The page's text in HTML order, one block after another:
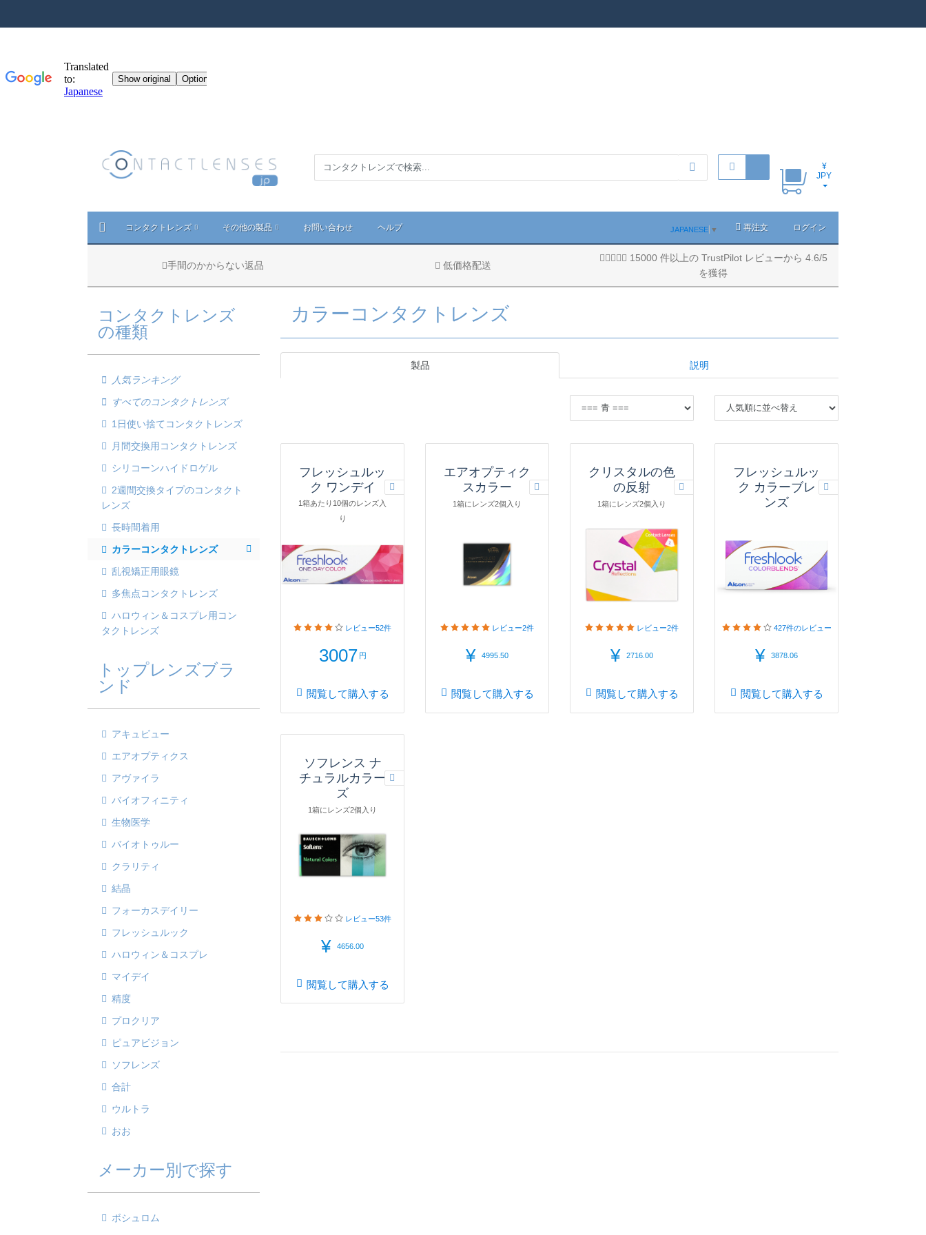
¥
JPY
コンタクトレンズ その他の製品 お問い合わせ ヘルプ JAPANESE ▼ 再注文 ログイン
手間のかからない返品 低価格配送
15000 件以上の TrustPilot レビューから 4.6/5
を獲得
コンタクトレンズ
の種類
人気ランキング
すべてのコンタクトレンズ
1日使い捨てコンタクトレンズ
月間交換用コンタクトレンズ
シリコーンハイドロゲル
2週間交換タイプのコンタクト
レンズ
長時間着用
カラーコンタクトレンズ
乱視矯正用眼鏡
多焦点コンタクトレンズ
ハロウィン＆コスプレ用コン
タクトレンズ
トップレンズブラ
ンド
アキュビュー
エアオプティクス
アヴァイラ
バイオフィニティ
生物医学
バイオトゥルー
クラリティ
結晶
フォーカスデイリー
フレッシュルック
ハロウィン＆コスプレ
マイデイ
精度
プロクリア
ピュアビジョン
ソフレンズ
合計
ウルトラ
おお
メーカー別で探す
ボシュロム
カラーコンタクトレンズ
製品 説明
フレッシュルッ
ク ワンデイ
1箱あたり10個のレンズ入
り
レビュー52件
3007 円
閲覧して購入する
エアオプティク
スカラー
1箱にレンズ2個入り
レビュー2件
¥ 4995.50
閲覧して購入する
クリスタルの色
の反射
1箱にレンズ2個入り
レビュー2件
¥ 2716.00
閲覧して購入する
フレッシュルッ
ク カラーブレ
ンズ
427件のレビュー
¥ 3878.06
閲覧して購入する
ソフレンス ナ
チュラルカラー
ズ
1箱にレンズ2個入り
レビュー53件
¥ 4656.00
閲覧して購入する